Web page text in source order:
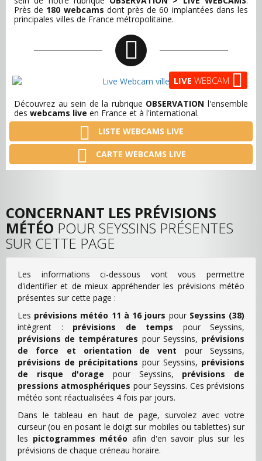
Près de 180 webcams dont près de 60 implantées dans les
principales villes de France métropolitaine.
LIVE WEBCAM
Découvrez au sein de la rubrique OBSERVATION l'ensemble
des webcams live en France et à l'international.
LISTE WEBCAMS LIVE
CARTE WEBCAMS LIVE
CONCERNANT LES PRÉVISIONS
MÉTÉO POUR SEYSSINS PRÉSENTES
SUR CETTE PAGE
Les informations ci-dessous vont vous permettre
d'identifier et de mieux appréhender les prévisions météo
présentes sur cette page :
Les prévisions météo 11 à 16 jours pour Seyssins (38)
intègrent : prévisions de temps pour Seyssins,
prévisions de températures pour Seyssins, prévisions
de force et orientation de vent pour Seyssins,
prévisions de précipitations pour Seyssins, prévisions
de risque d'orage pour Seyssins, prévisions de
pressions atmosphériques pour Seyssins. Ces prévisions
météo sont réactualisées 4 fois par jours.
Dans le tableau en haut de page, survolez avec votre
curseur (ou en posant le doigt sur mobiles ou tablettes) sur
les pictogrammes météo afin d'en savoir plus sur les
prévisions de chaque créneau horaire.